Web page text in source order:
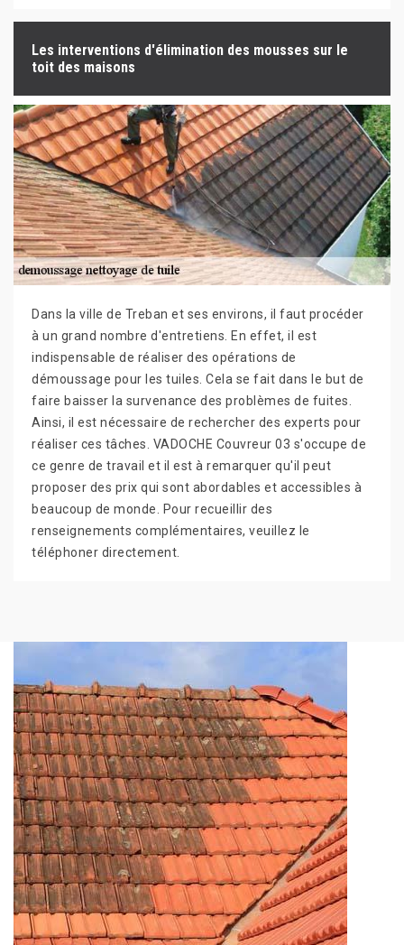
Les interventions d'élimination des mousses sur le
toit des maisons
Dans la ville de Treban et ses environs, il faut procéder
à un grand nombre d'entretiens. En effet, il est
indispensable de réaliser des opérations de
démoussage pour les tuiles. Cela se fait dans le but de
faire baisser la survenance des problèmes de fuites.
Ainsi, il est nécessaire de rechercher des experts pour
réaliser ces tâches. VADOCHE Couvreur 03 s'occupe de
ce genre de travail et il est à remarquer qu'il peut
proposer des prix qui sont abordables et accessibles à
beaucoup de monde. Pour recueillir des
renseignements complémentaires, veuillez le
téléphoner directement.